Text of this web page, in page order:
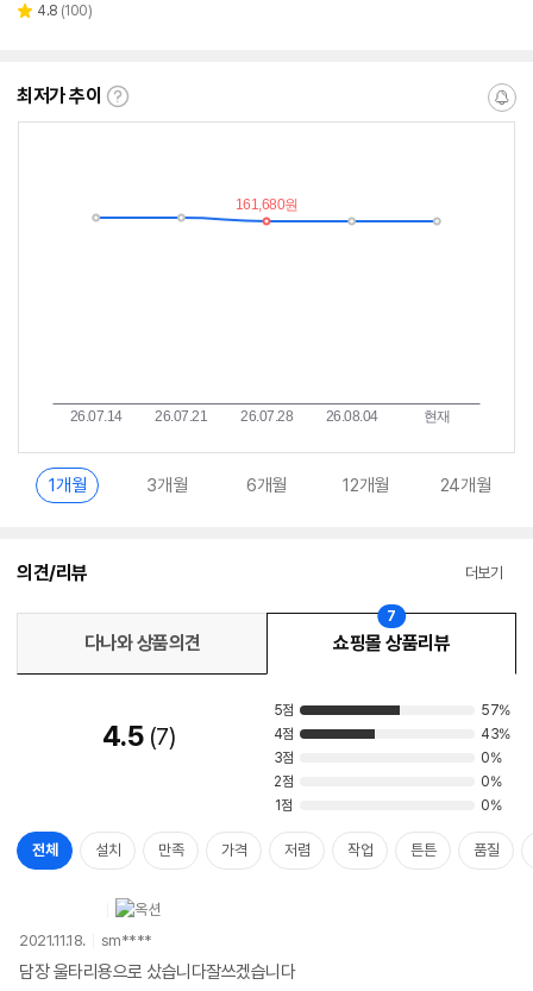
별 4.8 리
(100)
최저가 추이
최
란?
알
1개월 3개월 6개월 12개월 24개월
의견/리뷰 더보기
다나와 상품의견 쇼핑몰 상품리뷰
7
4.5 7
5점
57%
4점
43%
3점
0%
2점
0%
1점
0%
전체 설치 만족 가격 저렴 작업 튼튼 품질
2021.11.18. sm****
담장 울타리용으로 샀습니다잘쓰겠습니다